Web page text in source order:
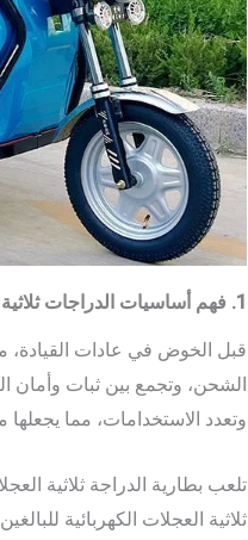
1. فهم أساسيات الدراجات ثلاثية العجلات الكهربائية للبالغين
قبل الخوض في عادات القيادة،
الشحن، وتجمع بين ثبات وأمان
وتعدد الاستخدامات، مما يجعلها
تلعب بطارية الدراجة ثلاثية